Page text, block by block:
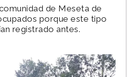
de Meseta de
porque este tipo
registrado antes.